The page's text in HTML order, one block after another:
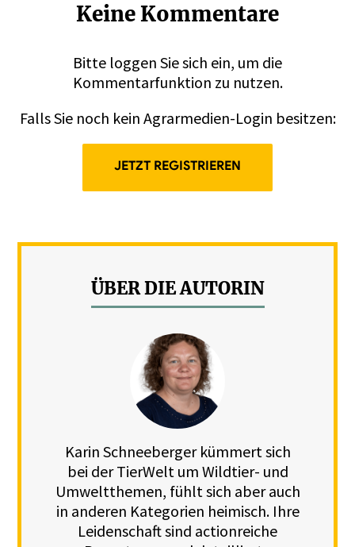
Keine Kommentare
Bitte loggen Sie sich ein, um die
Kommentarfunktion zu nutzen.
Falls Sie noch kein Agrarmedien-Login besitzen:
JETZT REGISTRIEREN
ÜBER DIE AUTORIN
Karin Schneeberger kümmert sich
bei der TierWelt um Wildtier- und
Umweltthemen, fühlt sich aber auch
in anderen Kategorien heimisch. Ihre
Leidenschaft sind actionreiche